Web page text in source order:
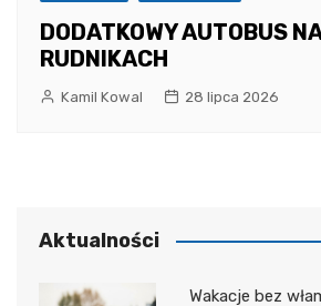
DODATKOWY AUTOBUS
RUDNIKACH
Kamil Kowal 28 lipca 2026
Aktualności
Wakacje bez